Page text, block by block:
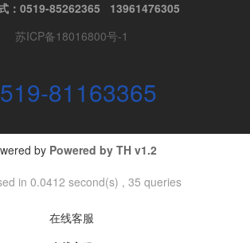
：0519-85262365 13961476305
苏ICP备18016800号-1
81163365
by Powered by TH v1.2
in 0.0412 second(s) , 35 queries
在线客服